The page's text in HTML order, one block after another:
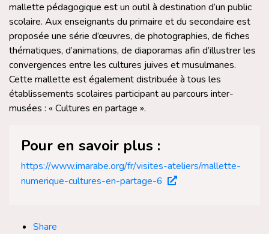
mallette pédagogique est un outil à destination d’un public
scolaire. Aux enseignants du primaire et du secondaire est
proposée une série d’œuvres, de photographies, de fiches
thématiques, d’animations, de diaporamas afin d’illustrer les
convergences entre les cultures juives et musulmanes.
Cette mallette est également distribuée à tous les
établissements scolaires participant au parcours inter-
musées : « Cultures en partage ».
Pour en savoir plus :
https://www.imarabe.org/fr/visites-ateliers/mallette-
numerique-cultures-en-partage-6
Share